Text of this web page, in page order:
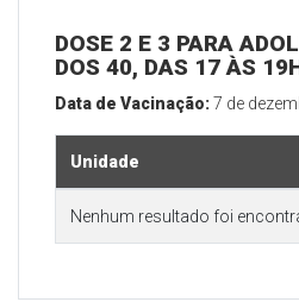
DOSE 2 E 3 PARA
DOS 40, DAS 17 ÀS
Data de Vacinação:7 de
Unidade
Nenhum resultado foi